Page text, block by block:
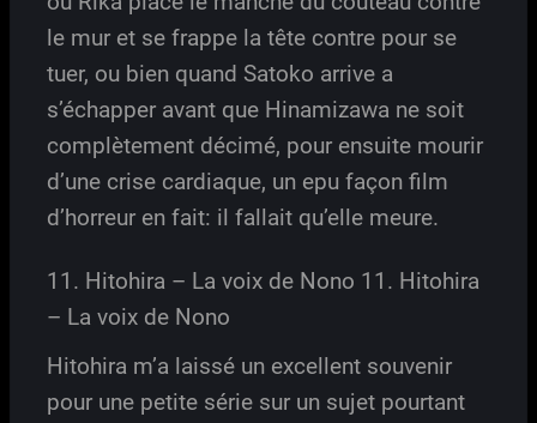
le mur et se frappe la tête contre pour se
tuer, ou bien quand Satoko arrive a
s’échapper avant que Hinamizawa ne soit
complètement décimé, pour ensuite mourir
d’une crise cardiaque, un epu façon film
d’horreur en fait: il fallait qu’elle meure.
11. Hitohira – La voix de Nono 11. Hitohira
– La voix de Nono
Hitohira m’a laissé un excellent souvenir
pour une petite série sur un sujet pourtant